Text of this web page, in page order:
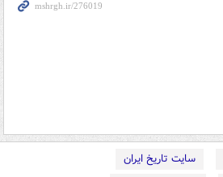
سایت تاریخ ایران